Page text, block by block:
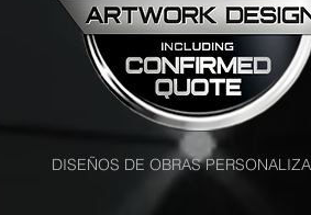
DISEÑOS DE OBRAS